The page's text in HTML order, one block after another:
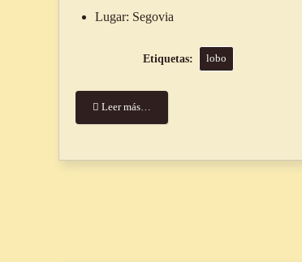
Lugar: Segovia
lobo
Leer más…